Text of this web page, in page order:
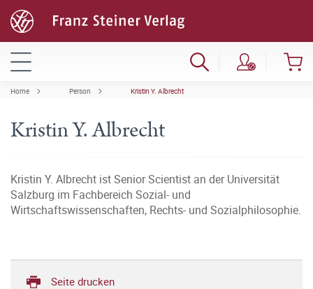
Home Person Kristin Y. Albrecht
Kristin Y. Albrecht
Kristin Y. Albrecht ist Senior Scientist an der Universität
Salzburg im Fachbereich Sozial- und
Wirtschaftswissenschaften, Rechts- und Sozialphilosophie.
Seite drucken